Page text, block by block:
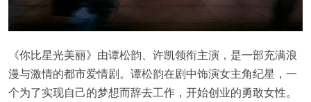
《你比星光美丽》由谭松韵、许凯领衔主演，是一部充满浪
漫与激情的都市爱情剧。谭松韵在剧中饰演女主角纪星，一
个为了实现自己的梦想而辞去工作，开始创业的勇敢女性。